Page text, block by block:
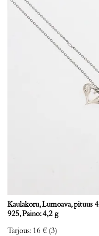
Kaulakoru, Lumoava, pituus
925, Paino: 4,2 g
Tarjous: 16 € (3)